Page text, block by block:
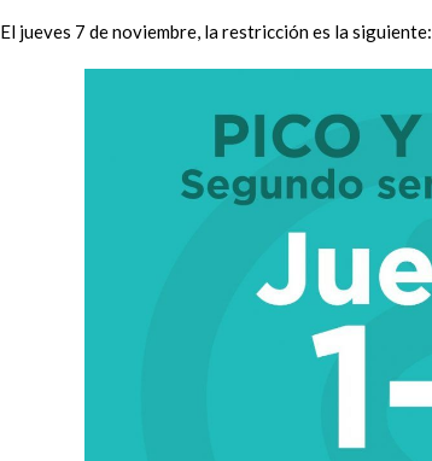
El jueves 7 de noviembre, la restricción es la siguiente: